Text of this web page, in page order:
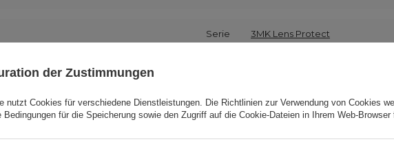
Serie 3MK Lens Protect
Verpackungshöhe in Zentimetern 15,5
der Zustimmungen
nutzt Cookies für verschiedene Dienstleistungen. Die Richtlinien zur Verwendung von Cookies
Bedingungen für die Speicherung sowie den Zugriff auf die Cookie-Dateien in Ihrem Web-Browser